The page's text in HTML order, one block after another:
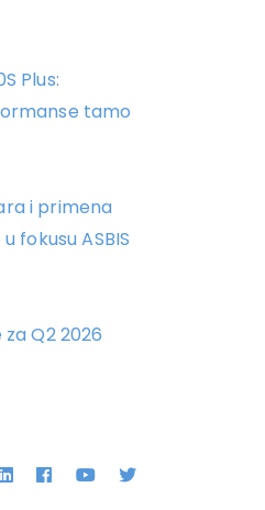
Plus:
tamo
i primena
fokusu ASBIS
Q2 2026
Facebook
YouTubeTwitter